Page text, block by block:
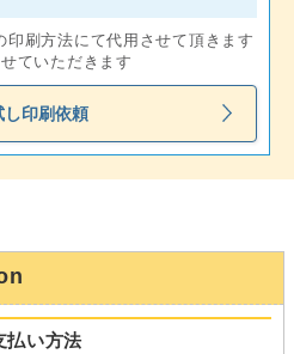
刷方法にて代用させて頂きます
ていただきます
し印刷依頼
払い方法